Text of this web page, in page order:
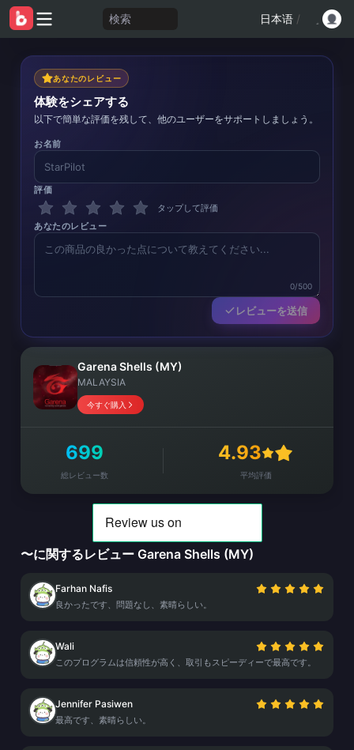
検索 日本语 /
あなたのレビュー
体験をシェアする
以下で簡単な評価を残して、他のユーザーをサポートしましょう。
お名前
評価
タップして評価
あなたのレビュー
0/500
レビューを送信
Garena Shells (MY)
MALAYSIA
今すぐ購入
699
総レビュー数
4.93
平均評価
〜に関するレビュー Garena Shells (MY)
Farhan Nafis
良かったです、問題なし、素晴らしい。
Wali
このプログラムは信頼性が高く、取引もスピーディーで最高です。
Jennifer Pasiwen
最高です、素晴らしい。